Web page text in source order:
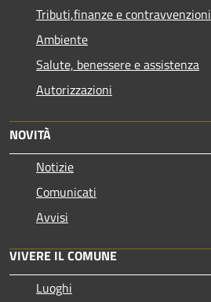
Tributi,finanze e contravvenzioni
Ambiente
Salute, benessere e assistenza
Autorizzazioni
NOVITÀ
Notizie
Comunicati
Avvisi
VIVERE IL COMUNE
Luoghi